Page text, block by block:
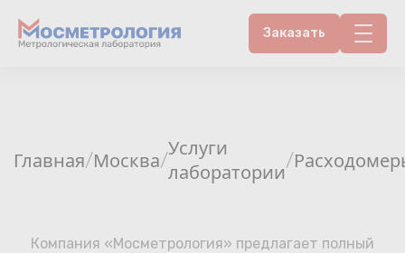
Заказать
Главная/Москва/Услуги
лаборатории/
Компания «Мосметрология» предлагает полный